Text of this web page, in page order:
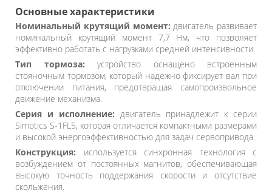
Основные характеристики
Номинальный крутящий момент: двигатель развивает
номинальный крутящий момент 7,7 Нм, что позволяет
эффективно работать с нагрузками средней интенсивности.
Тип тормоза: устройство оснащено встроенным
стояночным тормозом, который надежно фиксирует вал при
отключении питания, предотвращая самопроизвольное
движение механизма.
Серия и исполнение: двигатель принадлежит к серии
Simotics S-1FL5, которая отличается компактными размерами
и высокой энергоэффективностью для задач сервопривода.
Конструкция: используется синхронная технология с
возбуждением от постоянных магнитов, обеспечивающая
высокую точность поддержания скорости и отсутствие
скольжения.